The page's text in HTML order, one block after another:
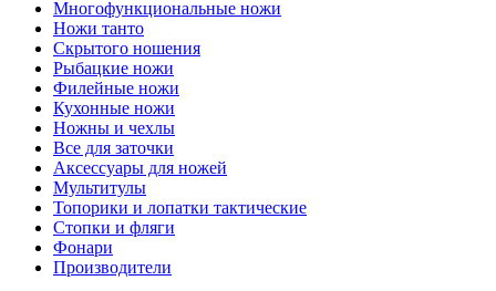
Многофункциональные ножи
Ножи танто
Скрытого ношения
Рыбацкие ножи
Филейные ножи
Кухонные ножи
Ножны и чехлы
Все для заточки
Аксессуары для ножей
Мультитулы
Топорики и лопатки тактические
Стопки и фляги
Фонари
Производители